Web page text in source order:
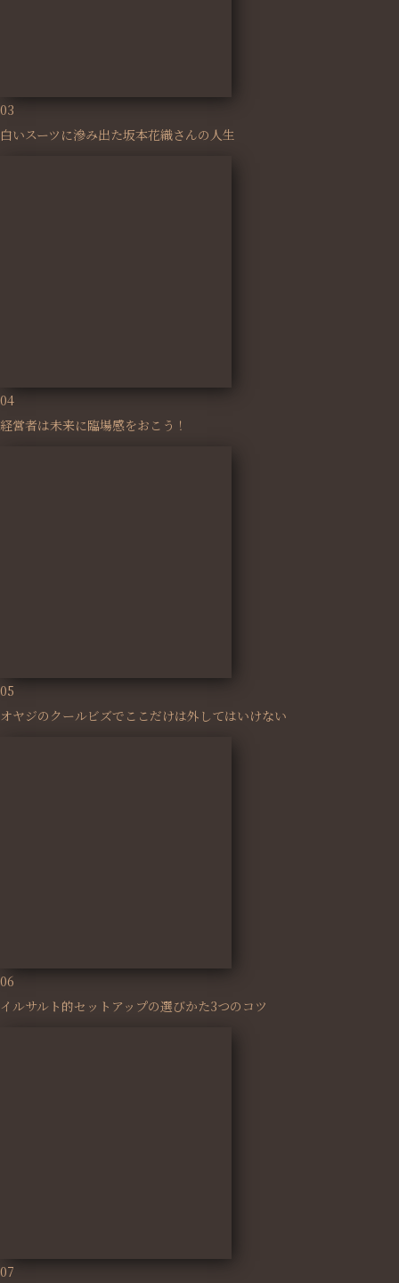
03
白いスーツに滲み出た坂本花織さんの人生
04
経営者は未来に臨場感をおこう！
05
オヤジのクールビズでここだけは外してはいけない
06
イルサルト的セットアップの選びかた3つのコツ
07